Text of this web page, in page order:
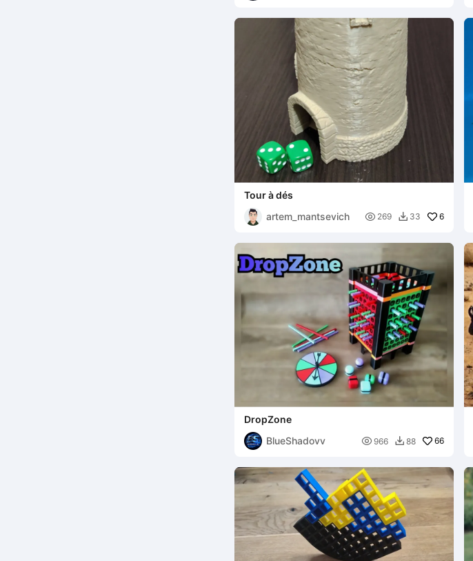
Tour à dés
artem_mantsevich
 269  33 6
DropZone
BlueShadovv
 966  88 66